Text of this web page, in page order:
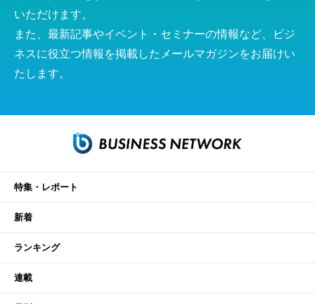
いただけます。
また、最新記事やイベント・セミナーの情報など、ビジ
ネスに役立つ情報を掲載したメールマガジンをお届けい
たします。
特集・レポート
新着
ランキング
連載